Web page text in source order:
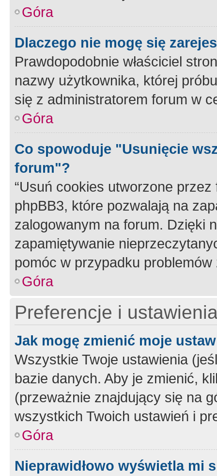
Góra
Dlaczego nie mogę się
Prawdopodobnie właściciel
nazwy użytkownika, której
się z administratorem forum w
Góra
Co spowoduje "Usunięcie
forum"?
“Usuń cookies utworzone
phpBB3, które pozwalają na
zalogowanym na forum. Dzięki
zapamiętywanie
pomóc w przypadku
Góra
Preferencje i
Jak mogę zmienić moje
Wszystkie Twoje ustawienia
bazie danych. Aby je zmienić,
(przeważnie znajdujący się na
wszystkich Twoich ustawień i
Góra
Nieprawidłowo wyświetla mi